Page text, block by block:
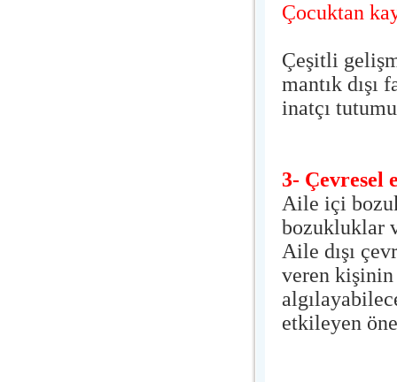
Çocuktan
Çeşitli
mantık
inatçı
3- Çevresel
Aile içi
bozukluklar
Aile dışı
veren kişinin
etkileyen